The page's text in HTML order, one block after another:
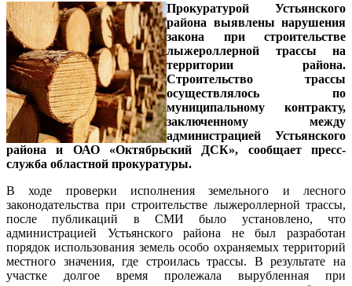
Прокуратурой Устьянского
района выявлены нарушения
закона при строительстве
лыжероллерной трассы на
территории района.
Строительство трассы
осуществлялось по
муниципальному контракту,
заключенному между
администрацией Устьянского
района и ОАО «Октябрьский ДСК», сообщает пресс-
служба областной прокуратуры.
В ходе проверки исполнения земельного и лесного
законодательства при строительстве лыжероллерной трассы,
после публикаций в СМИ было установлено, что
администрацией Устьянского района не был разработан
порядок использования земель особо охраняемых территорий
местного значения, где строилась трассы. В результате на
участке долгое время пролежала вырубленная при